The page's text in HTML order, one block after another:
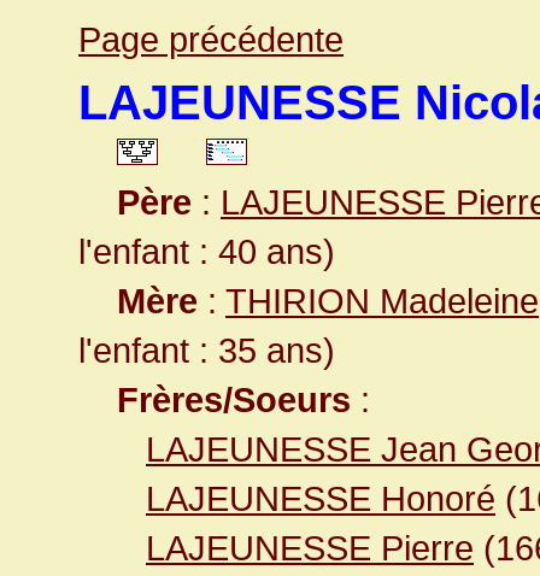
Page précédente
LAJEUNESSE
Père : LAJEUNESSE
l'enfant : 40 ans)
Mère : THIRION Madeleine
l'enfant : 35 ans)
Frères/Soeurs :
LAJEUNESSE Jean
LAJEUNESSE Honoré
LAJEUNESSE Pierre